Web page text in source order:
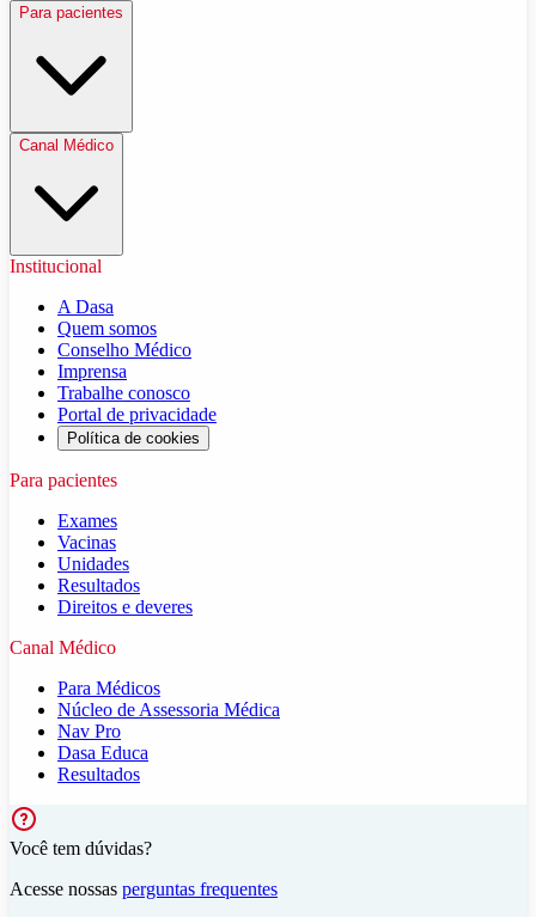
Para pacientes
Canal Médico
Institucional
A Dasa
Quem somos
Conselho Médico
Imprensa
Trabalhe conosco
Portal de privacidade
Política de cookies
Para pacientes
Exames
Vacinas
Unidades
Resultados
Direitos e deveres
Canal Médico
Para Médicos
Núcleo de Assessoria Médica
Nav Pro
Dasa Educa
Resultados
Você tem dúvidas?
Acesse nossas perguntas frequentes